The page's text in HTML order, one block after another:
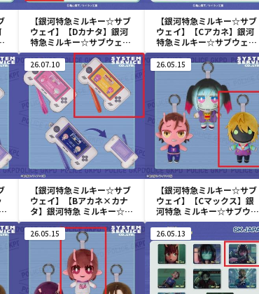
【銀河特急ミルキー☆サブ
ウェイ】【Dカナタ】銀河
特急ミルキー☆サブウェイ
みにコレ! ぬいぐるみMC
【銀河特急ミルキー☆サブ
ウェイ】【Cアカネ】銀河
特急ミルキー☆サブウェイ
みにコレ! ぬいぐるみMC
26.07.10
【銀河特急ミルキー☆サブ
ウェイ】【Bアカネ×カナ
タ】銀河特急 ミルキー☆サ
ブウェイ ゲーム機型パスケ
ース
26.05.15
【銀河特急ミルキー☆サブ
ウェイ】【Cマックス】銀
河特急 ミルキー☆サブウェ
イ ちまっとさん ぬいぐる
み Part2
26.05.15 26.05.13